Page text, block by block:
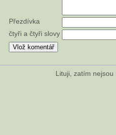
Přezdívka
čtyři a čtyři slovy
Lituji, zatím